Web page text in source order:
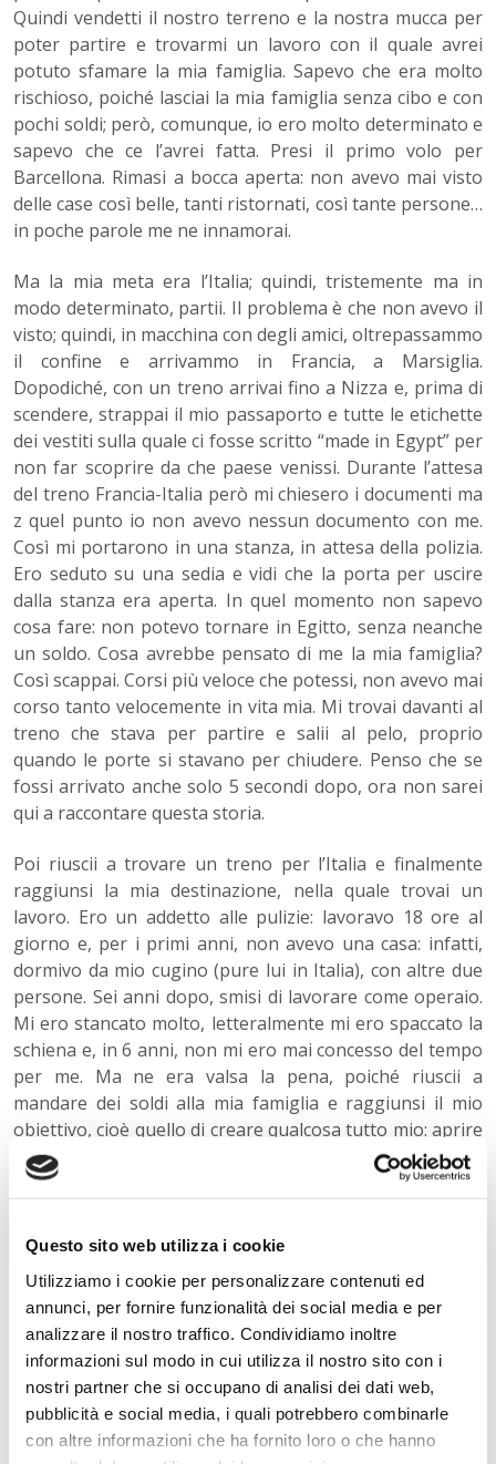
Questo sito web utilizza i cookie
Utilizziamo i cookie per personalizzare contenuti ed
annunci, per fornire funzionalità dei social media e per
analizzare il nostro traffico. Condividiamo inoltre
informazioni sul modo in cui utilizza il nostro sito con i
nostri partner che si occupano di analisi dei dati web,
pubblicità e social media, i quali potrebbero combinarle
con altre informazioni che ha fornito loro o che hanno
Quindi vendetti il nostro terreno e la nostra mucca per
poter partire e trovarmi un lavoro con il quale avrei
potuto sfamare la mia famiglia. Sapevo che era molto
rischioso, poiché lasciai la mia famiglia senza cibo e con
pochi soldi; però, comunque, io ero molto determinato e
sapevo che ce l’avrei fatta. Presi il primo volo per
Barcellona. Rimasi a bocca aperta: non avevo mai visto
delle case così belle, tanti ristornati, così tante persone…
in poche parole me ne innamorai.
Ma la mia meta era l’Italia; quindi, tristemente ma in
modo determinato, partii. Il problema è che non avevo il
visto; quindi, in macchina con degli amici, oltrepassammo
il confine e arrivammo in Francia, a Marsiglia.
Dopodiché, con un treno arrivai fino a Nizza e, prima di
scendere, strappai il mio passaporto e tutte le etichette
dei vestiti sulla quale ci fosse scritto “made in Egypt” per
non far scoprire da che paese venissi. Durante l’attesa
del treno Francia-Italia però mi chiesero i documenti ma
z quel punto io non avevo nessun documento con me.
Così mi portarono in una stanza, in attesa della polizia.
Ero seduto su una sedia e vidi che la porta per uscire
dalla stanza era aperta. In quel momento non sapevo
cosa fare: non potevo tornare in Egitto, senza neanche
un soldo. Cosa avrebbe pensato di me la mia famiglia?
Così scappai. Corsi più veloce che potessi, non avevo mai
corso tanto velocemente in vita mia. Mi trovai davanti al
treno che stava per partire e salii al pelo, proprio
quando le porte si stavano per chiudere. Penso che se
fossi arrivato anche solo 5 secondi dopo, ora non sarei
qui a raccontare questa storia.
Poi riuscii a trovare un treno per l’Italia e finalmente
raggiunsi la mia destinazione, nella quale trovai un
lavoro. Ero un addetto alle pulizie: lavoravo 18 ore al
giorno e, per i primi anni, non avevo una casa: infatti,
dormivo da mio cugino (pure lui in Italia), con altre due
persone. Sei anni dopo, smisi di lavorare come operaio.
Mi ero stancato molto, letteralmente mi ero spaccato la
schiena e, in 6 anni, non mi ero mai concesso del tempo
per me. Ma ne era valsa la pena, poiché riuscii a
mandare dei soldi alla mia famiglia e raggiunsi il mio
obiettivo, cioè quello di creare qualcosa tutto mio: aprire
un’azienda. Aprii un’impresa di pulizie e, con i soldi
ottenuti, riuscii a far avere ai miei fratelli il matrimonio e
che divenne una casa a 4 piani. Dopo aver pensato a
tutta la mia famiglia, finalmente ho potuto concedermi
del tempo e iniziai ad uscire con gli amici e conoscere
gente nuova. Un giorno, a casa di amici, conobbi una
ragazza: mi attirò subito: era bellissima.
Scoprii che era egiziana ed abitava nel mio stesso paese
in Egitto! Non credo fosse stata una coincidenza. Io
credo nel destino e, secondo me, quello è stato destino.